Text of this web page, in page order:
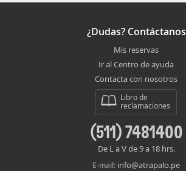
¿Dudas? Contáctanos
Mis reservas
Ir al Centro de ayuda
Contacta con nosotros
Libro de
reclamaciones
(511) 7481400
De L a V de 9 a 18 hrs.
E-mail: info@atrapalo.pe